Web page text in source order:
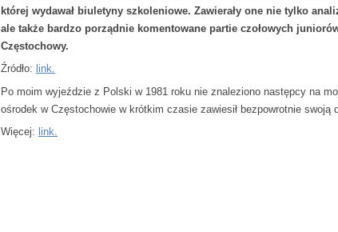
której wydawał biuletyny szkoleniowe. Zawierały one nie tylko
ale także bardzo porządnie komentowane partie czołowych
Częstochowy.
Źródło: link.
Po moim wyjeździe z Polski w 1981 roku nie znaleziono następcy na
ośrodek w Częstochowie w krótkim czasie zawiesił bezpowrotnie swoją
Więcej: link.